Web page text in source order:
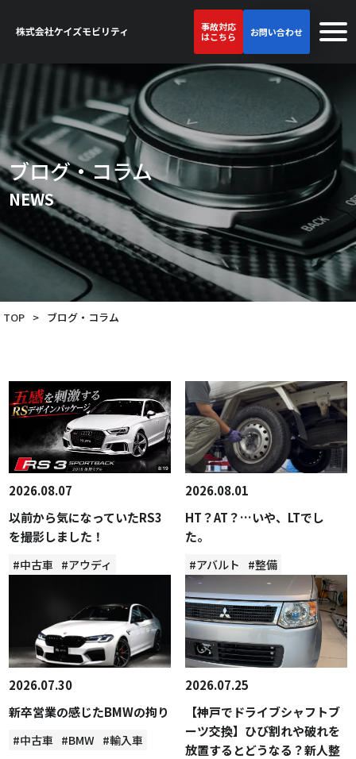
事故対応
はこちら
お問い合わせ
ブログ・コラム
NEWS
TOP > ブログ・コラム
2026.08.07
以前から気になっていたRS3
を撮影しました！
#中古車 #アウディ
2026.08.01
HT？AT？…いや、LTでし
た。
#アバルト #整備
2026.07.30
新卒営業の感じたBMWの拘り
#中古車 #BMW #輸入車
2026.07.25
【神戸でドライブシャフトブ
ーツ交換】ひび割れや破れを
放置するとどうなる？新人整